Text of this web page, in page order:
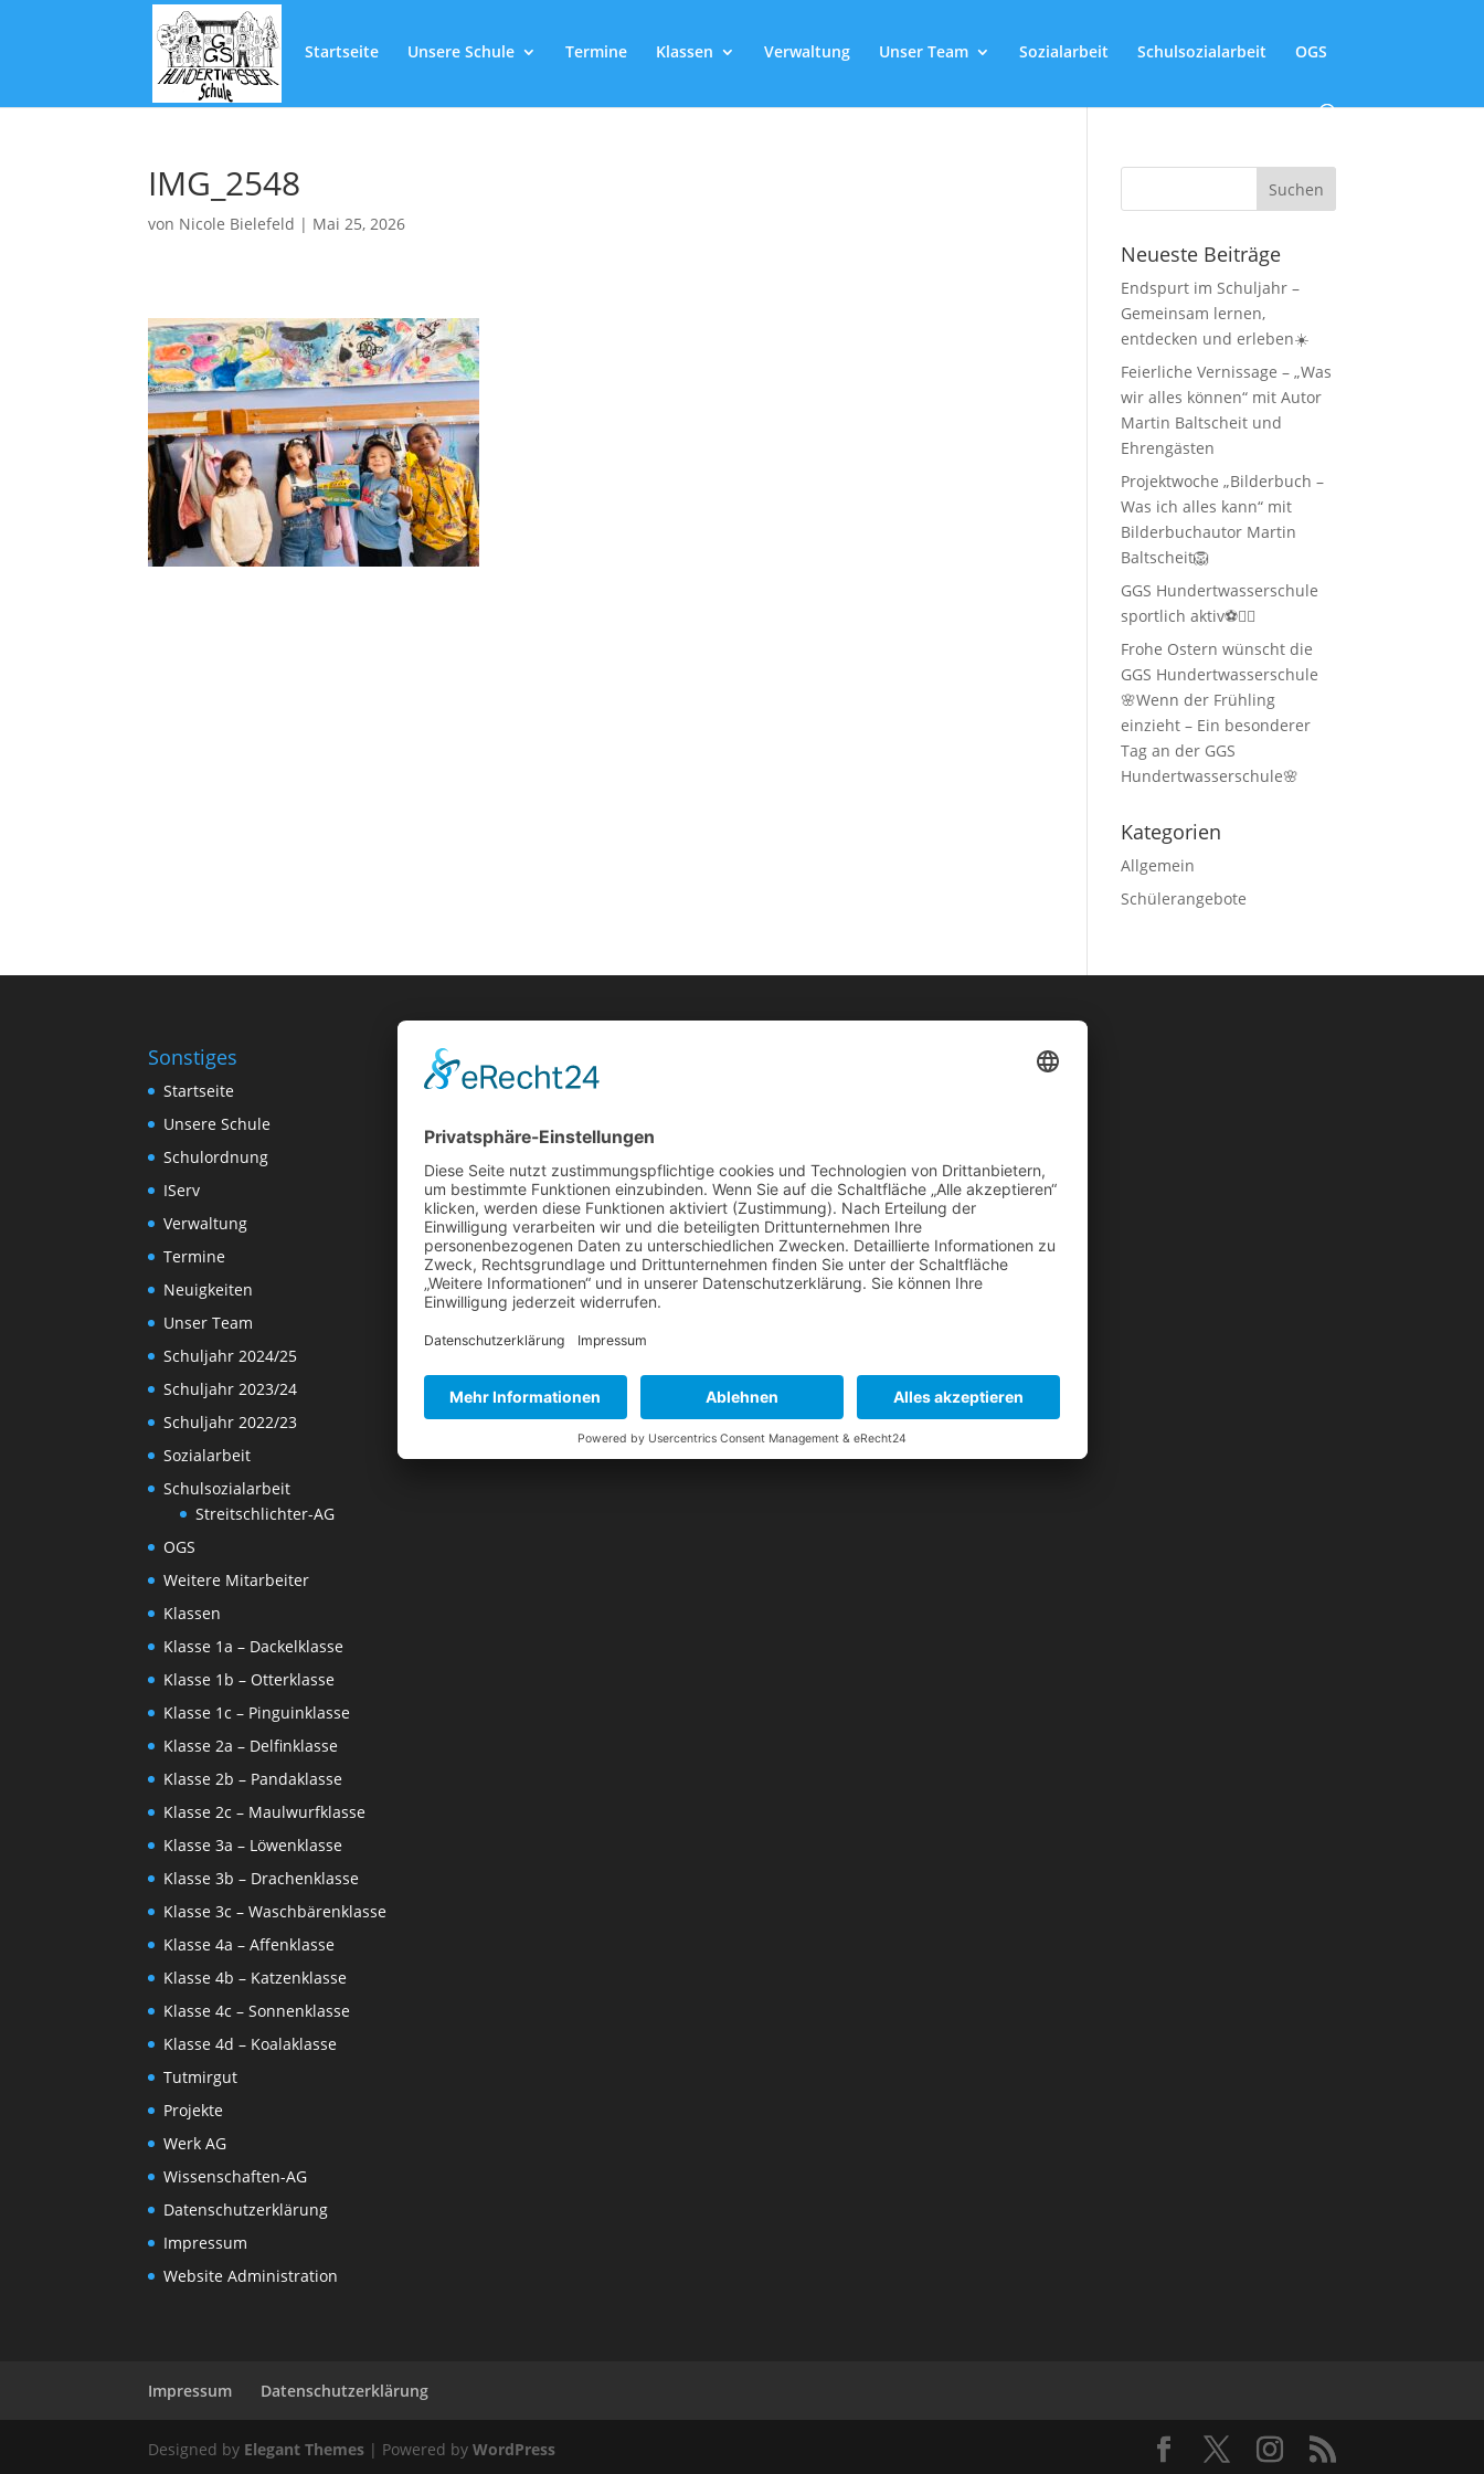
Startseite Unsere Schule Termine Klassen Verwaltung Unser Team Sozialarbeit Schulsozialarbeit OGS
IMG_2548
von Nicole Bielefeld | Mai 25, 2026
Neueste Beiträge
Endspurt im Schuljahr –
Gemeinsam lernen,
entdecken und erleben☀️
Feierliche Vernissage – „Was
wir alles können“ mit Autor
Martin Baltscheit und
Ehrengästen
Projektwoche „Bilderbuch –
Was ich alles kann“ mit
Bilderbuchautor Martin
Baltscheit🦁
GGS Hundertwasserschule
sportlich aktiv⚽🏃‍♂️
Frohe Ostern wünscht die
GGS Hundertwasserschule
🌸Wenn der Frühling
einzieht – Ein besonderer
Tag an der GGS
Hundertwasserschule🌸
Kategorien
Allgemein
Schülerangebote
Sonstiges
Startseite
Unsere Schule
Schulordnung
IServ
Verwaltung
Termine
Neuigkeiten
Unser Team
Schuljahr 2024/25
Schuljahr 2023/24
Schuljahr 2022/23
Sozialarbeit
Schulsozialarbeit
Streitschlichter-AG
OGS
Weitere Mitarbeiter
Klassen
Klasse 1a – Dackelklasse
Klasse 1b – Otterklasse
Klasse 1c – Pinguinklasse
Klasse 2a – Delfinklasse
Klasse 2b – Pandaklasse
Klasse 2c – Maulwurfklasse
Klasse 3a – Löwenklasse
Klasse 3b – Drachenklasse
Klasse 3c – Waschbärenklasse
Klasse 4a – Affenklasse
Klasse 4b – Katzenklasse
Klasse 4c – Sonnenklasse
Klasse 4d – Koalaklasse
Tutmirgut
Projekte
Werk AG
Wissenschaften-AG
Datenschutzerklärung
Impressum
Website Administration
Impressum Datenschutzerklärung
Designed by Elegant Themes | Powered byWordPress